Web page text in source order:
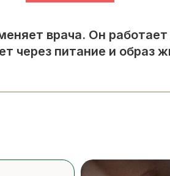
врача. Он
через питание и образ